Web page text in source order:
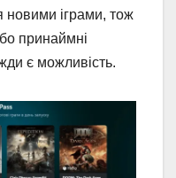
новими іграми, тож
принаймні
є можливість.